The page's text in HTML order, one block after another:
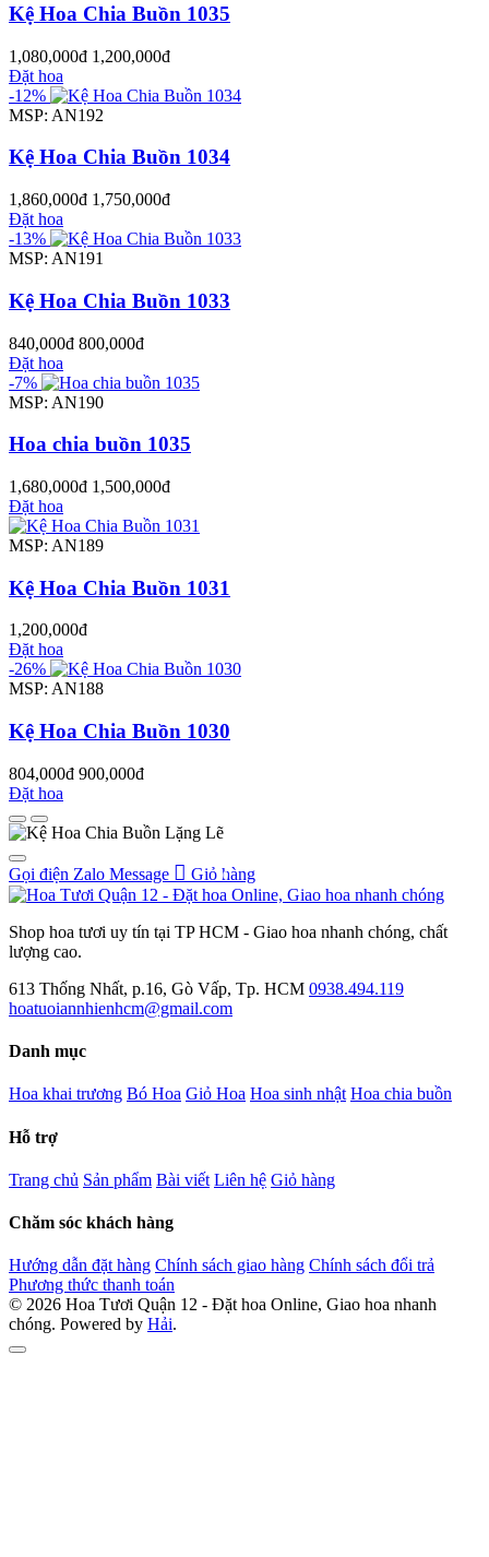
Kệ Hoa Chia Buồn 1035
1,080,000đ 1,200,000đ
Đặt hoa
-12%
MSP: AN192
Kệ Hoa Chia Buồn 1034
1,860,000đ 1,750,000đ
Đặt hoa
-13%
MSP: AN191
Kệ Hoa Chia Buồn 1033
840,000đ 800,000đ
Đặt hoa
-7%
MSP: AN190
Hoa chia buồn 1035
1,680,000đ 1,500,000đ
Đặt hoa
MSP: AN189
Kệ Hoa Chia Buồn 1031
1,200,000đ
Đặt hoa
-26%
MSP: AN188
Kệ Hoa Chia Buồn 1030
804,000đ 900,000đ
Đặt hoa
Gọi điện Zalo Message 0
Giỏ hàng
Shop hoa tươi uy tín tại TP HCM - Giao hoa nhanh chóng, chất
lượng cao.
613 Thống Nhất, p.16, Gò Vấp, Tp. HCM 0938.494.119
hoatuoiannhienhcm@gmail.com
Danh mục
Hoa khai trương Bó Hoa Giỏ Hoa Hoa sinh nhật Hoa chia buồn
Hỗ trợ
Trang chủ Sản phẩm Bài viết Liên hệ Giỏ hàng
Chăm sóc khách hàng
Hướng dẫn đặt hàng Chính sách giao hàng Chính sách đổi trả
Phương thức thanh toán
© 2026 Hoa Tươi Quận 12 - Đặt hoa Online, Giao hoa nhanh
chóng. Powered by Hải.